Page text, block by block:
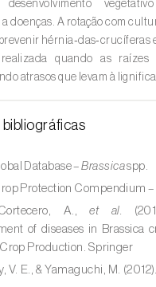
Daucus carota )
Secale cereale)
(Prunus avium L.)
Citrus spp.)
napus )
doenças. A rotação com
hérnia‑das‑crucíferas
quando as raízes
atrasos que levam à
bibliográficas
Database –Brassicaspp.
Protection Compendium –
A.,et al.
of diseases in Brassica
Production. Springer
V. E., & Yamaguchi, M. (2012).